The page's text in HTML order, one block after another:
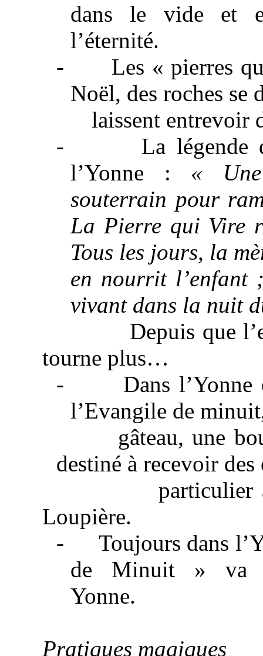
dans le vide et
l’éternité.
-
Les « pierres
Noël, des roches se
laissent entrevoir
-
La
l’Yonne : « Une
souterrain pour
La Pierrequi Vire
Tous les jours, la
en nourrit l’enfant
vivant dans la nuit
Depuis que
tourne plus…
-
Dans
l’Evangile de
gâteau, une
destiné à recevoir
particulier
Loupière.
-
Toujours dans
de Minuit » va
Yonne.
Pratiques magiques